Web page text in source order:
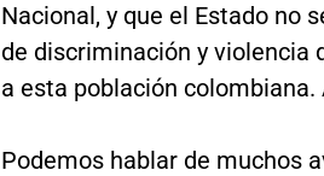
Nacional, y que el Estado no
de discriminación y violencia
a esta población colombiana.
Podemos hablar de muchos